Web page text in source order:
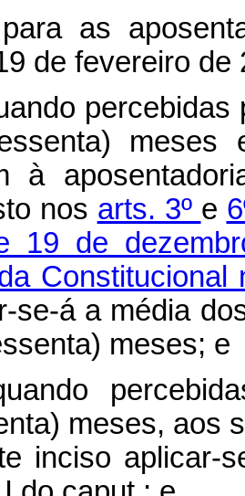
as
de fevereiro de
meses
à
nos arts. 3º e
19 de
se-á a média
meses; e
meses, aos
inciso aplicar-